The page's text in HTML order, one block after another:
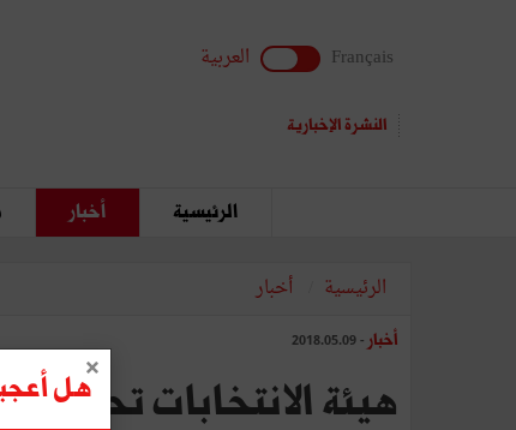
Français العربية
النشرة الإخبارية
الرئيسية أخبار
الرئيسية أخبار
أخبار - 2018.05.09
هيئة الانتخابات تحيل إلى القضاء 121 ملفّا بشأن تجاوزات خلال
هل